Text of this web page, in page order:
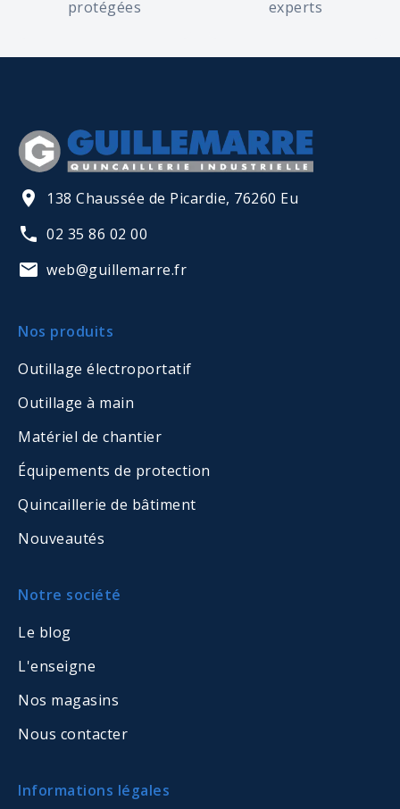
protégées
experts
138 Chaussée de Picardie, 76260 Eu
02 35 86 02 00
web@guillemarre.fr
Nos produits
Outillage électroportatif
Outillage à main
Matériel de chantier
Équipements de protection
Quincaillerie de bâtiment
Nouveautés
Notre société
Le blog
L'enseigne
Nos magasins
Nous contacter
Informations légales